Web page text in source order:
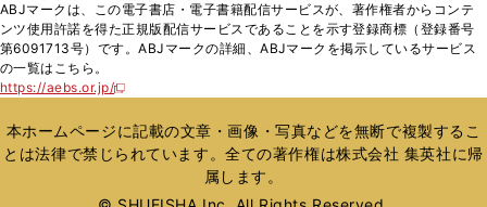
く
ド
ウ
で
ィ
ン
ド
開
く
ABJマークは、この電子書店・電子書籍配信サービスが、著作権者からコンテ
ンツ使用許諾を得た正規版配信サービスであることを示す登録商標（登録番号
第6091713号）です。ABJマークの詳細、ABJマークを掲示しているサービス
の一覧はこちら。
https://aebs.or.jp/
新
い
ウ
ィ
本ホームページに記載の文章・画像・写真などを無断で複製するこ
とは法律で禁じられています。全ての著作権は株式会社 集英社に帰
属します。